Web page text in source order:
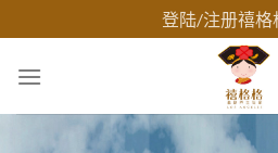
to
content
登陆/注册禧格